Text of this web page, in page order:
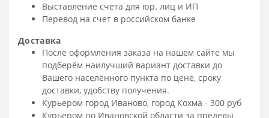
Выставление счета для юр. лиц и ИП
Перевод на счет в российском банке
Доставка
После оформления заказа на нашем сайте мы
подберём наилучший вариант доставки до
Вашего населённого пункта по цене, сроку
доставки, удобству получения.
Курьером город Иваново, город Кохма - 300 руб
Курьером по Ивановской области за пределы